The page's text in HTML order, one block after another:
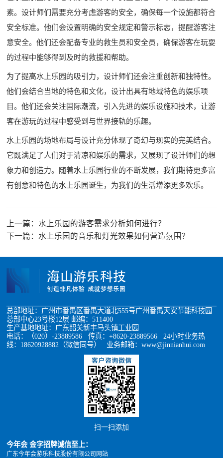
素。设计师们需要充分考虑游客的安全，确保每一个设施都符合
安全标准。他们会设置明确的安全规定和警示标志，提醒游客注
意安全。他们还会配备专业的救生员和安全员，确保游客在玩耍
的过程中能够得到及时的救援和帮助。
为了提高水上乐园的吸引力，设计师们还会注重创新和独特性。
他们会结合当地的特色和文化，设计出具有地域特色的娱乐项
目。他们还会关注国际潮流，引入先进的娱乐设施和技术，让游
客在游玩的过程中感受到与世界接轨的乐趣。
水上乐园的场地布局与设计充分体现了奇幻与现实的完美结合。
它既满足了人们对于清凉和娱乐的需求，又展现了设计师们的想
象力和创造力。随着水上乐园行业的不断发展，我们期待更多富
有创意和特色的水上乐园诞生，为我们的生活增添更多欢乐。
上一篇： 水上乐园的游客需求分析如何进行？
下一篇： 水上乐园的音乐和灯光效果如何营造氛围？
总部地址：广州市番禺区番禺大道北555号广州番禺天安节能科技园
总部中心23号楼12层 邮编：511400
生产基地地址：广东韶关新丰马头镇工业园
电话：（020）-23889586 传真：+8620-23889566 24小时业务热
线：18620928882（微信同号） 业务邮箱：www@jinnianhui.com
扫一扫添加
今年会 金字招牌诚信至上：
广东今年会游乐科技股份有限公司网站